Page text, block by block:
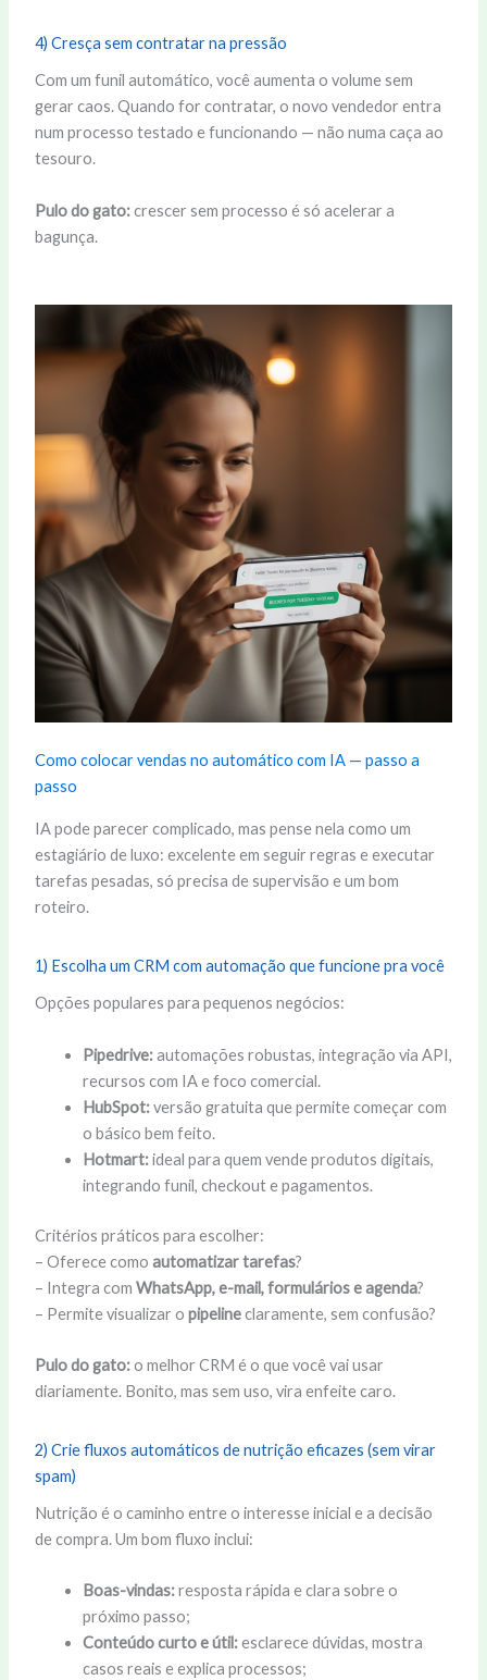
4) Cresça sem contratar na pressão
Com um funil automático, você aumenta o volume sem
gerar caos. Quando for contratar, o novo vendedor entra
num processo testado e funcionando — não numa caça ao
tesouro.
Pulo do gato:crescer sem processo é só acelerar a
bagunça.
Como colocar vendas no automático com IA — passo a
passo
IA pode parecer complicado, mas pense nela como um
estagiário de luxo: excelente em seguir regras e executar
tarefas pesadas, só precisa de supervisão e um bom
roteiro.
1) Escolha um CRM com automação que funcione pra você
Opções populares para pequenos negócios:
Pipedrive:automações robustas, integração via API,
recursos com IA e foco comercial.
HubSpot:versão gratuita que permite começar com
o básico bem feito.
Hotmart:ideal para quem vende produtos digitais,
integrando funil, checkout e pagamentos.
Critérios práticos para escolher:
– Oferece como automatizar tarefas?
– Integra com WhatsApp, e-mail, formulários e agenda?
– Permite visualizar o pipelineclaramente, sem confusão?
Pulo do gato:o melhor CRM é o que você vai usar
diariamente. Bonito, mas sem uso, vira enfeite caro.
2) Crie fluxos automáticos de nutrição eficazes (sem virar
spam)
Nutrição é o caminho entre o interesse inicial e a decisão
de compra. Um bom fluxo inclui:
Boas-vindas:resposta rápida e clara sobre o
próximo passo;
Conteúdo curto e útil:esclarece dúvidas, mostra
casos reais e explica processos;